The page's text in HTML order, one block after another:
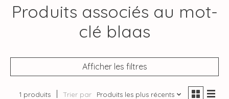
Produits associés au mot-
clé blaas
Afficher les filtres
1 produits Trier par Produits les plus récents